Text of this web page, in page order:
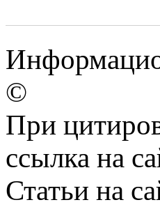
©
При
ссылка на
Статьи на